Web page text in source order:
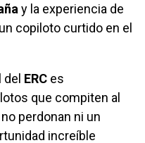
y la experiencia de
copiloto curtido en el
del ERC es
que compiten al
perdonan ni un
increíble